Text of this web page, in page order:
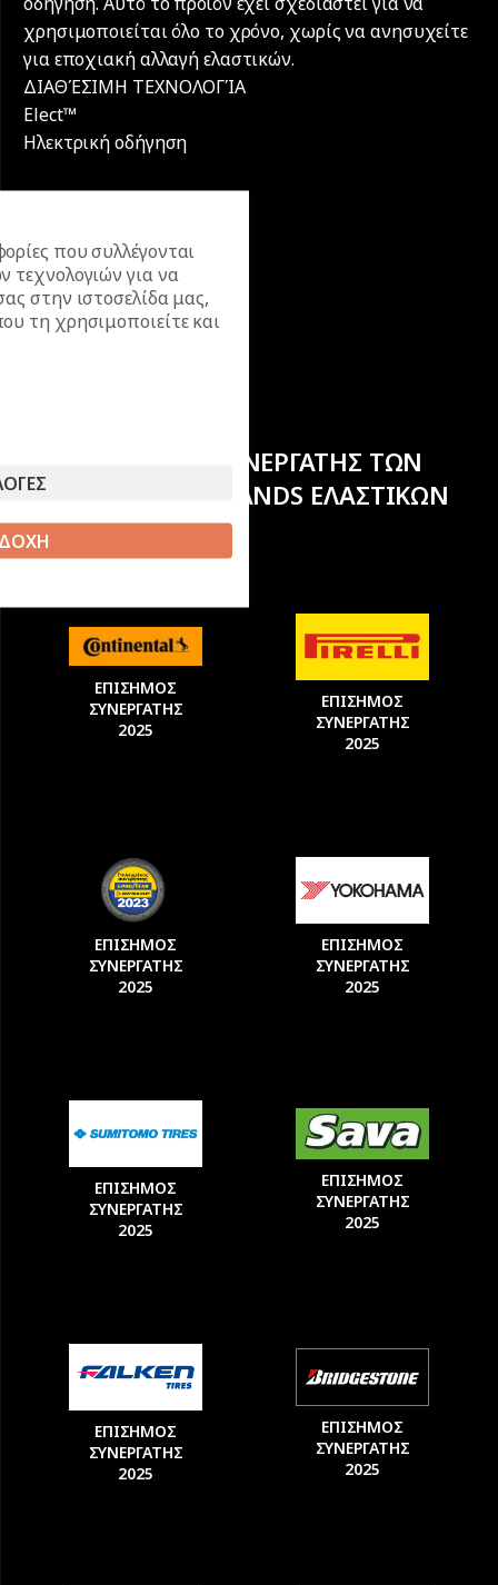
χρησιμοποιείται όλο το χρόνο, χωρίς να ανησυχείτε
για εποχιακή αλλαγή ελαστικών.
ΔΙΑΘΈΣΙΜΗ ΤΕΧΝΟΛΟΓΊΑ
Elect™
Ηλεκτρική οδήγηση
ΕΠΙΣΗΜΟΣ ΣΥΝΕΡΓΑΤΗΣ ΤΩΝ
ΚΟΡΥΦΑΙΩΝ BRANDS ΕΛΑΣΤΙΚΩΝ
ΕΠΙΣΗΜΟΣ
ΣΥΝΕΡΓΑΤΗΣ
2025
ΕΠΙΣΗΜΟΣ
ΣΥΝΕΡΓΑΤΗΣ
2025
ΕΠΙΣΗΜΟΣ
ΣΥΝΕΡΓΑΤΗΣ
2025
ΕΠΙΣΗΜΟΣ
ΣΥΝΕΡΓΑΤΗΣ
2025
ΕΠΙΣΗΜΟΣ
ΣΥΝΕΡΓΑΤΗΣ
2025
ΕΠΙΣΗΜΟΣ
ΣΥΝΕΡΓΑΤΗΣ
2025
ΕΠΙΣΗΜΟΣ
ΣΥΝΕΡΓΑΤΗΣ
2025
ΕΠΙΣΗΜΟΣ
ΣΥΝΕΡΓΑΤΗΣ
2025
που συλλέγονται
τεχνολογιών για να
στην ιστοσελίδα μας,
τη χρησιμοποιείτε και